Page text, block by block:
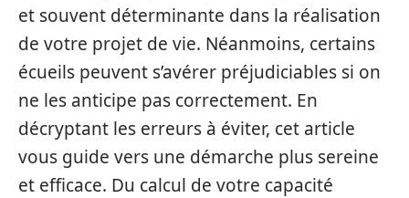
et souvent déterminante dans la réalisation
de votre projet de vie. Néanmoins, certains
écueils peuvent s’avérer préjudiciables si on
ne les anticipe pas correctement. En
décryptant les erreurs à éviter, cet article
vous guide vers une démarche plus sereine
et efficace. Du calcul de votre capacité